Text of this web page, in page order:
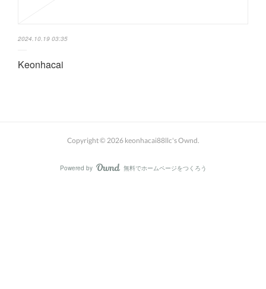
2024.10.19 03:35
Keonhacai
Copyright © 2026 keonhacai88llc's Ownd.
Powered by AmebaOwnd
無料でホームページをつくろう